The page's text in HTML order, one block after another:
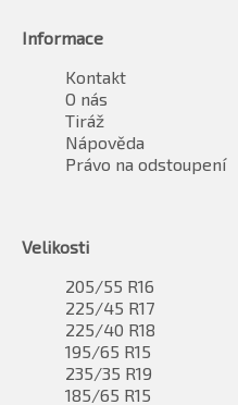
Informace
Kontakt
O nás
Tiráž
Nápověda
Právo na odstoupení
Velikosti
205/55 R16
225/45 R17
225/40 R18
195/65 R15
235/35 R19
185/65 R15